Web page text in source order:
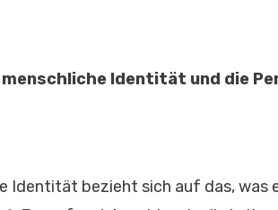
menschliche Identität und die
Identität bezieht sich auf das, was